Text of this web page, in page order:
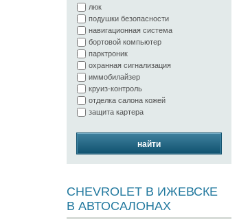
люк
подушки безопасности
навигационная система
бортовой компьютер
парктроник
охранная сигнализация
иммобилайзер
круиз-контроль
отделка салона кожей
защита картера
найти
CHEVROLET В ИЖЕВСКЕ
В АВТОСАЛОНАХ